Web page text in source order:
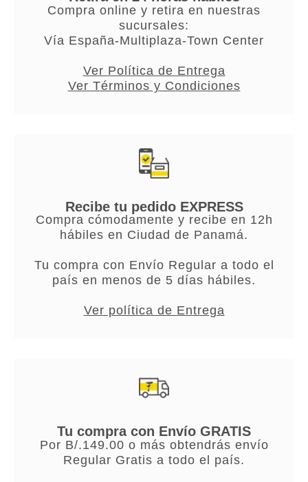
Compra online y retira en nuestras
sucursales:
Vía España-Multiplaza-Town Center
Ver Política de Entrega
Ver Términos y Condiciones
Recibe tu pedido EXPRESS
Compra cómodamente y recibe en 12h
hábiles en Ciudad de Panamá.
Tu compra con Envío Regular a todo el
país en menos de 5 días hábiles.
Ver política de Entrega
Tu compra con Envío GRATIS
Por B/.149.00 o más obtendrás envío
Regular Gratis a todo el país.